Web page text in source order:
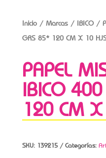
Inicio/ Marcas/ IBICO/
GRS 85* 120 CM X 10
PAPEL
IBICO
120 CM
SKU: 139215 Categorías: